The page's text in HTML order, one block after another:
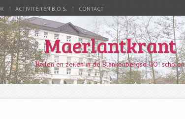
ACTIVITEITEN B.O.S. CONTACT
Maerlantkrant
Reilen en zeilen in de Blankenbergse GO! scholen